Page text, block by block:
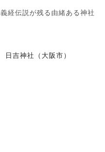
義経伝説が残る由緒ある神社
日吉神社（大阪市）